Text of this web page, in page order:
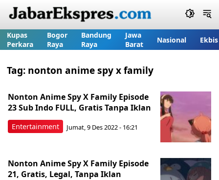
Kupas
Perkara
Bogor
Raya
Bandung
Raya
Jawa
Barat
Nasional Ekbis
Tag: nonton anime spy x family
Entertainment
Nonton Anime Spy X Family Episode
23 Sub Indo FULL, Gratis Tanpa Iklan
Jumat, 9 Des 2022 - 16:21
Nonton Anime Spy X Family Episode
21, Gratis, Legal, Tanpa Iklan